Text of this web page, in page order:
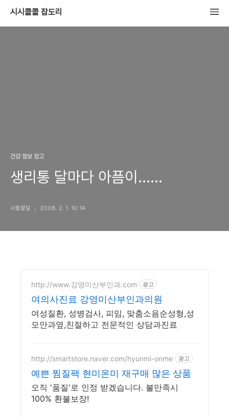
시시콜콜 잡도리
건강 정보 창고
생리통 달마다 아픔이......
사통팔달 2008. 2. 1. 10:14
http://www.강영미산부인과.com 광고
여의사진료 강영미산부인과의원
여성질환, 성병검사, 피임, 맞춤소음순성형,성
모안과옆,친절하고 전문적인 상담과진료
http://smartstore.naver.com/hyunmi-onme 광고
예쁜 찜질팩 현미온미 재구매 많은 상품
오직 '품질'로 인정 받겠습니다. 불만족시
100% 환불보장!